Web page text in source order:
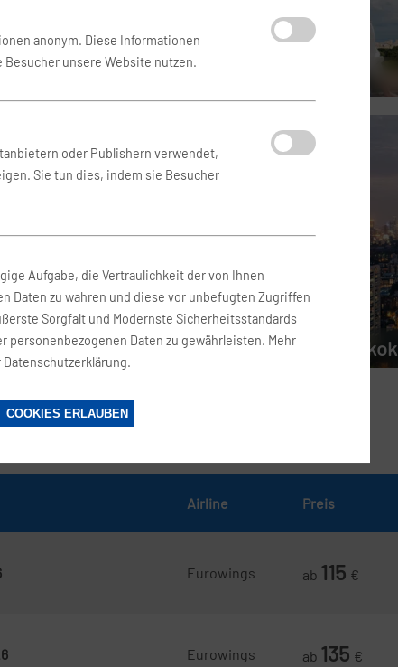
ab 590 € Flug Bangkok
Stuttgart
Airline Preis
Eurowings ab 115 €
Eurowings ab 135 €
anonym. Diese Informationen
unsere Website nutzen.
oder Publishern verwendet,
Sie tun dies, indem sie Besucher
Aufgabe, die Vertraulichkeit der von Ihnen
Daten zu wahren und diese vor unbefugten Zugriffen
Sorgfalt und Modernste Sicherheitsstandards
personenbezogenen Daten zu gewährleisten. Mehr
COOKIES ERLAUBEN